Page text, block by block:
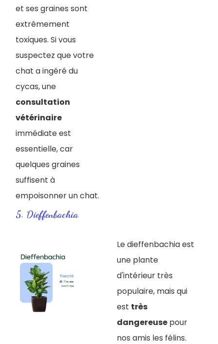
et ses graines sont
extrêmement
toxiques. Si vous
suspectez que votre
chat a ingéré du
cycas, une
consultation
vétérinaire
immédiate est
essentielle, car
quelques graines
suffisent à
empoisonner un chat.
5. Dieffenbachia
Le dieffenbachia est
une plante
d'intérieur très
populaire, mais qui
est très
dangereuse pour
nos amis les félins.